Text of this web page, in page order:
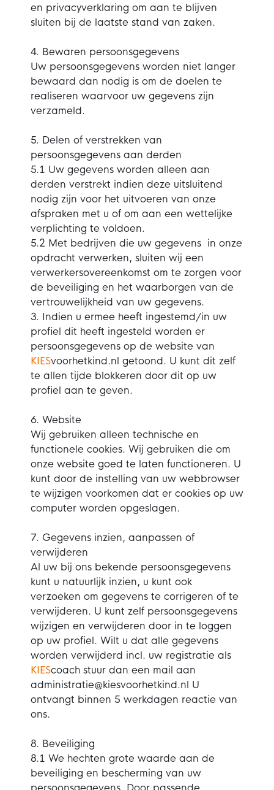
en privacyverklaring om aan te blijven
sluiten bij de laatste stand van zaken.
4. Bewaren persoonsgegevens
Uw persoonsgegevens worden niet langer
bewaard dan nodig is om de doelen te
realiseren waarvoor uw gegevens zijn
verzameld.
5. Delen of verstrekken van
persoonsgegevens aan derden
5.1 Uw gegevens worden alleen aan
derden verstrekt indien deze uitsluitend
nodig zijn voor het uitvoeren van onze
afspraken met u of om aan een wettelijke
verplichting te voldoen.
5.2 Met bedrijven die uw gegevens in onze
opdracht verwerken, sluiten wij een
verwerkersovereenkomst om te zorgen voor
de beveiliging en het waarborgen van de
vertrouwelijkheid van uw gegevens.
3. Indien u ermee heeft ingestemd/in uw
profiel dit heeft ingesteld worden er
persoonsgegevens op de website van
KIESvoorhetkind.nl getoond. U kunt dit zelf
te allen tijde blokkeren door dit op uw
profiel aan te geven.
6. Website
Wij gebruiken alleen technische en
functionele cookies. Wij gebruiken die om
onze website goed te laten functioneren. U
kunt door de instelling van uw webbrowser
te wijzigen voorkomen dat er cookies op uw
computer worden opgeslagen.
7. Gegevens inzien, aanpassen of
verwijderen
Al uw bij ons bekende persoonsgegevens
kunt u natuurlijk inzien, u kunt ook
verzoeken om gegevens te corrigeren of te
verwijderen. U kunt zelf persoonsgegevens
wijzigen en verwijderen door in te loggen
op uw profiel. Wilt u dat alle gegevens
worden verwijderd incl. uw registratie als
KIEScoach stuur dan een mail aan
administratie@kiesvoorhetkind.nl U
ontvangt binnen 5 werkdagen reactie van
ons.
8. Beveiliging
8.1 We hechten grote waarde aan de
beveiliging en bescherming van uw